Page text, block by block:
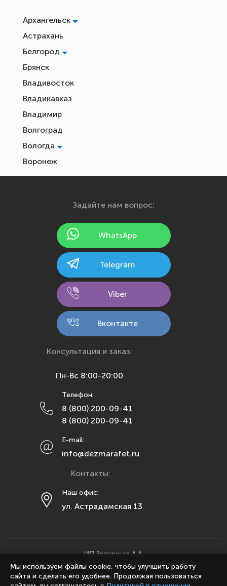
Архангельск
Астрахань
Белгород
Брянск
Владивосток
Владикавказ
Владимир
Волгоград
Вологда
Воронеж
Екатеринбург
Йошкар-Ола
Калининград
Кемерово
Кострома
Краснодар
Красноярск
Махачкала
Москва
Набережные Челны
Нижний Новгород
Новосибирск
Омск
Пенза
Ростов-на-Дону
Задайте нам вопрос:
WhatsApp
Telegram
Viber
Вконтакте
Консультация и заказ:
Пн-Вс 8:00-20:00
Телефон:
8 (800) 200-09-41
8 (800) 200-09-41
E-mail:
info@dezmarafet.ru
Контакты:
Наш офис:
ул. Астрадамская 13
ИП Звягинцев А.А.
ИНН 463244536009, ОГРН 317463200043254
© 2007-2026 Служба дезинфекции МАРАФЕТ
Мы используем файлы cookie, чтобы улучшить работу
сайта и сделать его удобнее. Продолжая пользоваться